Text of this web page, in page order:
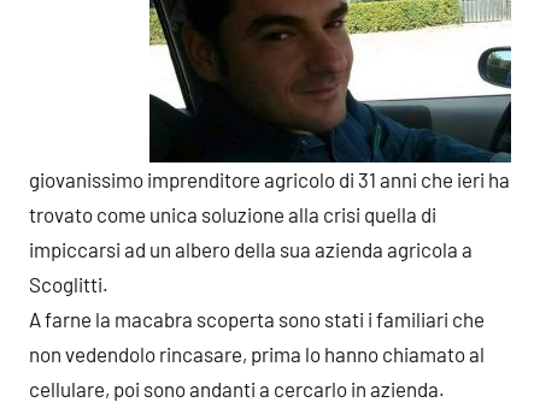
giovanissimo imprenditore agricolo di 31 anni che ieri ha
trovato come unica soluzione alla crisi quella di
impiccarsi ad un albero della sua azienda agricola a
Scoglitti.
A farne la macabra scoperta sono stati i familiari che
non vedendolo rincasare, prima lo hanno chiamato al
cellulare, poi sono andanti a cercarlo in azienda.